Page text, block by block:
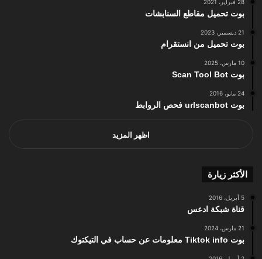
28 فبراير، 2021
بوت تحميل مقاطع السنابشات
21 ديسمبر، 2023
بوت تحميل من انستقرام
10 مارس، 2025
بوت Scan Tool Bot
24 مايو، 2016
بوت urlscanbot فحص الروابط
اظهر المزيد
الأكثر زيارة
5 أبريل، 2016
قناة شبكة ادعس
21 مارس، 2024
بوت Tiktok info معلومات عن حساب في التيكتوك